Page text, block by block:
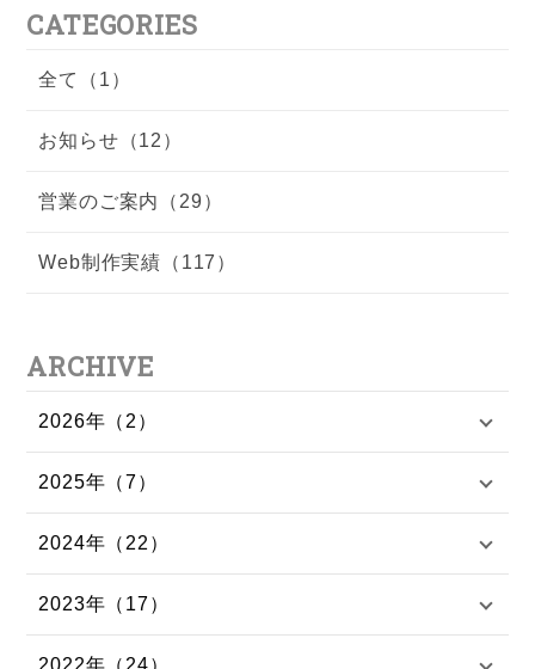
CATEGORIES
全て（1）
お知らせ（12）
営業のご案内（29）
Web制作実績（117）
ARCHIVE
2026年（2）
2025年（7）
2024年（22）
2023年（17）
2022年（24）